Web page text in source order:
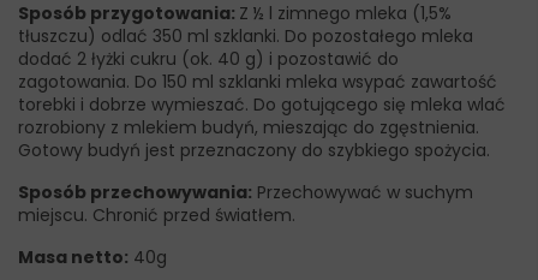
Sposób przygotowania: Z ½ l zimnego mleka (1,5%
tłuszczu) odlać 350 ml szklanki. Do pozostałego mleka
dodać 2 łyżki cukru (ok. 40 g) i pozostawić do
zagotowania. Do 150 ml szklanki mleka wsypać zawartość
torebki i dobrze wymieszać. Do gotującego się mleka wlać
rozrobiony z mlekiem budyń, mieszając do zgęstnienia.
Gotowy budyń jest przeznaczony do szybkiego spożycia.
Sposób przechowywania: Przechowywać w suchym
miejscu. Chronić przed światłem.
Masa netto: 40g